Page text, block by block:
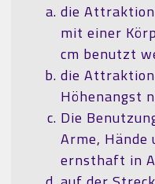
die
mit einer
cm benutzt
die
Höhenangst
Die
Arme, Hände
ernsthaft in